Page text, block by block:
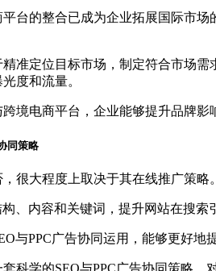
的整合已成为企业拓展国际市场
定位目标市场，制定符合市场需
度和流量。
电商平台，企业能够提升品牌影
同策略
大程度上取决于其在线推广策略
内容和关键词，提升网站在搜索
PPC广告协同运用，能够更好地
学的SEO与PPC广告协同策略，